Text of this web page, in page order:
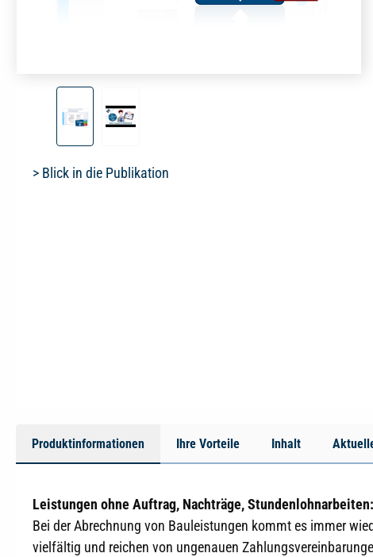
> Blick in die Publikation
Produktinformationen Ihre Vorteile Inhalt
Leistungen ohne Auftrag, Nachträge,
Bei der Abrechnung von Bauleistungen kommt es immer
vielfältig und reichen von ungenauen